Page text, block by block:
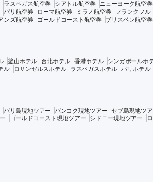
ラスベガス航空券
シアトル航空券 ニューヨーク航空券
パリ航空券
ローマ航空券 ミラノ航空券 フランクフル
ンズ航空券
ゴールドコースト航空券 ブリスベン航空券
釜山ホテル 台北ホテル 香港ホテル シンガポールホ
ル
ロサンゼルスホテル ラスベガスホテル パリホテル
バリ島現地ツアー バンコク現地ツアー セブ島現地ツ
ゴールドコースト現地ツアー シドニー現地ツアー